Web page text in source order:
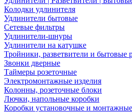
Колодки удлинителя
Удлинители бытовые
Сетевые фильтры
Удлинители-шнуры
Удлинители на катушке
Тройники, разветвители и бытовые
Звонки дверные
Таймеры розеточные
Электромонтажные изделия
Колонны, розеточные блоки
Лючки, напольные коробки
Коробки установочные и монтажные